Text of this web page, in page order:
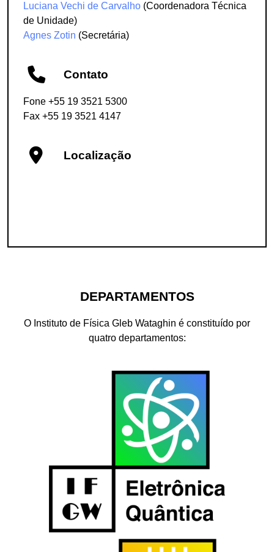
Luciana Vechi de Carvalho (Coordenadora Técnica
de Unidade)
Agnes Zotin (Secretária)
Contato
Fone +55 19 3521 5300
Fax +55 19 3521 4147
Localização
DEPARTAMENTOS
O Instituto de Física Gleb Wataghin é constituído por
quatro departamentos: